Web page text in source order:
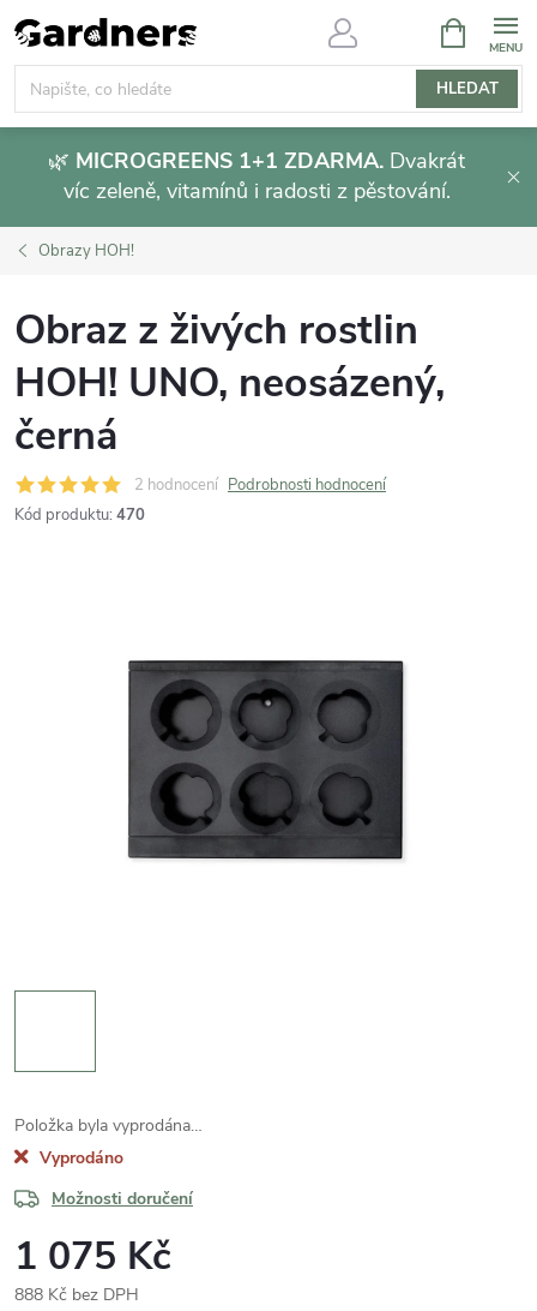
Přejít
na
obsah
HLEDAT
NÁKUPNÍ
KOŠÍK
🌿 MICROGREENS 1+1 ZDARMA. Dvakrát
víc zeleně, vitamínů i radosti z pěstování.
Obrazy HOH!
Obraz z živých rostlin
HOH! UNO, neosázený,
černá
2 hodnocení Podrobnosti hodnocení
Kód produktu: 470
Položka byla vyprodána…
Vyprodáno
Možnosti doručení
1 075 Kč
888 Kč bez DPH